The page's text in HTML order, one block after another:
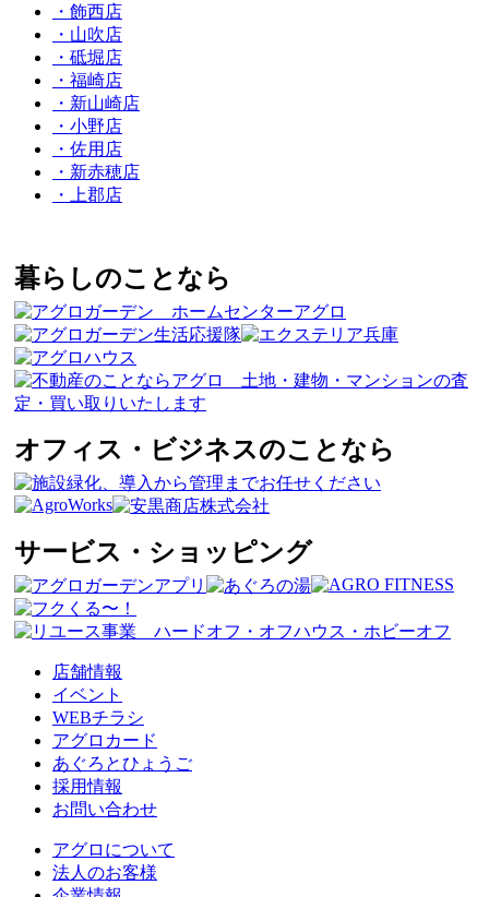
・飾西店
・山吹店
・砥堀店
・福崎店
・新山崎店
・小野店
・佐用店
・新赤穂店
・上郡店
暮らしのことなら
オフィス・ビジネスのことなら
サービス・ショッピング
店舗情報
イベント
WEBチラシ
アグロカード
あぐろとひょうご
採用情報
お問い合わせ
アグロについて
法人のお客様